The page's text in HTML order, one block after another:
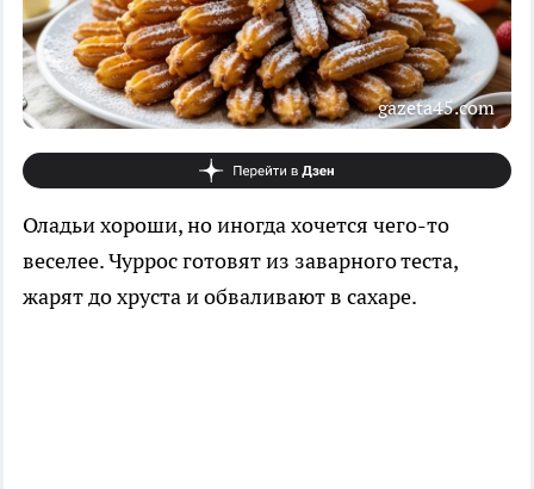
gazeta45.com
Оладьи хороши, но иногда хочется чего-то
веселее. Чуррос готовят из заварного теста,
жарят до хруста и обваливают в сахаре.